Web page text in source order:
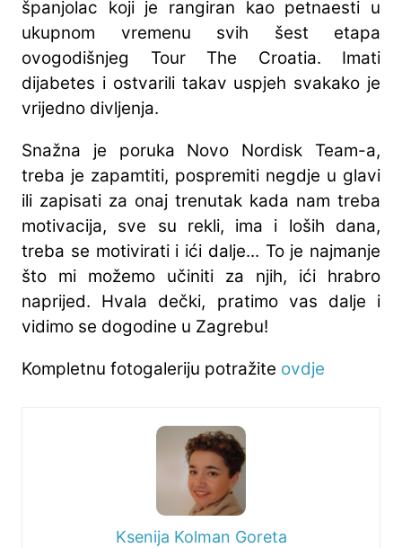
španjolac koji je rangiran kao petnaesti u
ukupnom vremenu svih šest etapa
ovogodišnjeg Tour The Croatia. Imati
dijabetes i ostvarili takav uspjeh svakako je
vrijedno divljenja.
Snažna je poruka Novo Nordisk Team-a,
treba je zapamtiti, pospremiti negdje u glavi
ili zapisati za onaj trenutak kada nam treba
motivacija, sve su rekli, ima i loših dana,
treba se motivirati i ići dalje... To je najmanje
što mi možemo učiniti za njih, ići hrabro
naprijed. Hvala dečki, pratimo vas dalje i
vidimo se dogodine u Zagrebu!
Kompletnu fotogaleriju potražite ovdje
Ksenija Kolman Goreta